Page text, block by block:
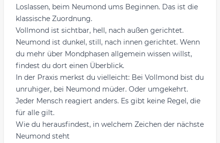
Loslassen, beim Neumond ums Beginnen. Das ist die
klassische Zuordnung.
Vollmond ist sichtbar, hell, nach außen gerichtet.
Neumond ist dunkel, still, nach innen gerichtet. Wenn
du mehr über Mondphasen allgemein wissen willst,
findest du dort einen Überblick.
In der Praxis merkst du vielleicht: Bei Vollmond bist du
unruhiger, bei Neumond müder. Oder umgekehrt.
Jeder Mensch reagiert anders. Es gibt keine Regel, die
für alle gilt.
Wie du herausfindest, in welchem Zeichen der nächste
Neumond steht